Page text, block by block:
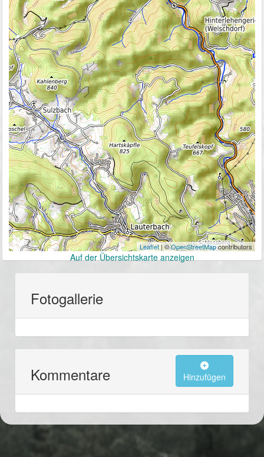
Leaflet| ©OpenStreetMapcontributors
Auf der Übersichtskarte anzeigen
Fotogallerie
Kommentare Hinzufügen